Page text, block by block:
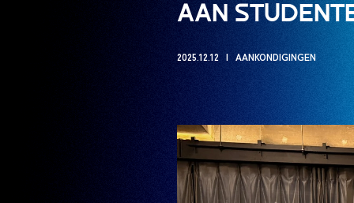
AAN
2025.12.12 AANKONDIGINGEN